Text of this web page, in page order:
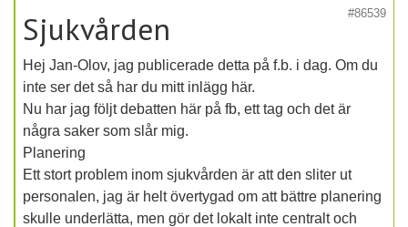
h
r
:
#86539
Sjukvården
Hej Jan-Olov, jag publicerade detta på f.b. i dag. Om du
inte ser det så har du mitt inlägg här.
Nu har jag följt debatten här på fb, ett tag och det är
några saker som slår mig.
Planering
Ett stort problem inom sjukvården är att den sliter ut
personalen, jag är helt övertygad om att bättre planering
skulle underlätta, men gör det lokalt inte centralt och